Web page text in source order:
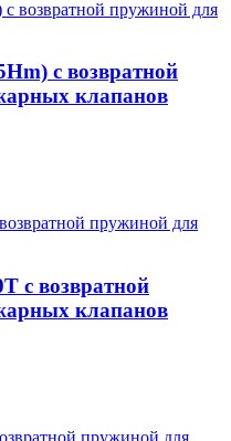
с возвратной
клапанов
с возвратной
клапанов